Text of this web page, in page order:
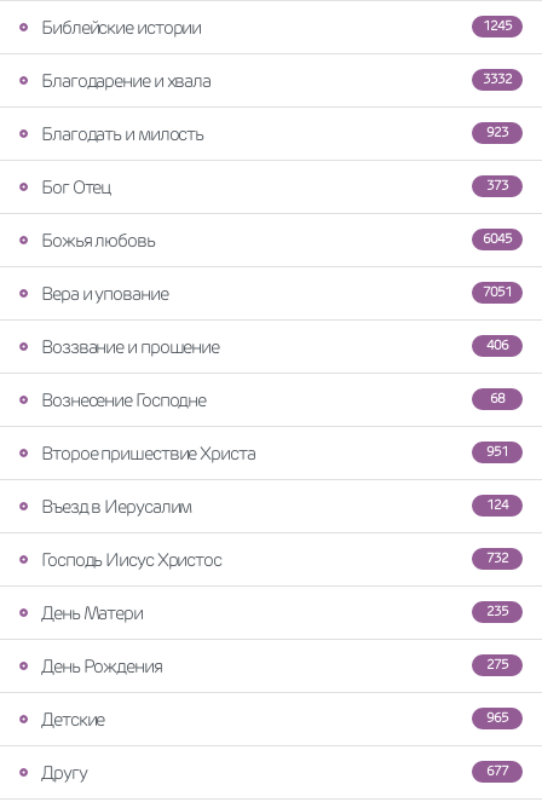
1245
Библейские истории
3332
Благодарение и хвала
923
Благодать и милость
373
Бог Отец
6045
Божья любовь
7051
Вера и упование
406
Воззвание и прошение
68
Вознесение Господне
951
Второе пришествие Христа
124
Въезд в Иерусалим
732
Господь Иисус Христос
235
День Матери
275
День Рождения
965
Детские
677
Другу